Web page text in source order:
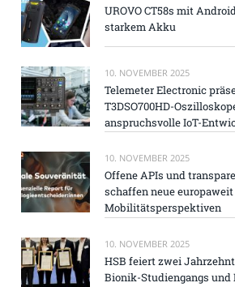
UROVO CT58s mit
starkem Akku
10. NOVEMBER 2025
Telemeter Electronic
T3DSO700HD-
anspruchsvolle IoT-
10. NOVEMBER 2025
Offene APIs und
schaffen neue europaweit
Mobilitätsperspektiven
10. NOVEMBER 2025
HSB feiert zwei
Bionik-Studiengangs und